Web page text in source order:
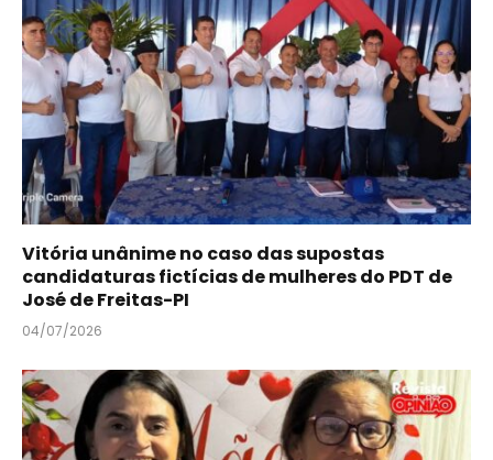
Vitória unânime no caso das supostas
candidaturas fictícias de mulheres do PDT de
José de Freitas-PI
04/07/2026